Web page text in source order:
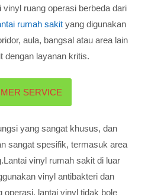
ruang operasi berbeda dari
rumah sakit yang digunakan
aula, bangsal atau area lain
dengan layanan kritis.
SERVICE
yang sangat khusus, dan
sangat spesifik, termasuk area
vinyl rumah sakit di luar
vinyl antibakteri dan
operasi, lantai vinyl tidak bole